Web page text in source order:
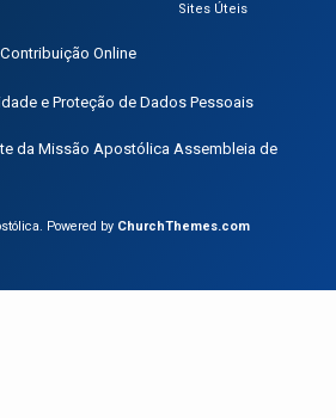
Sites Úteis
Contribuição Online
e Proteção de Dados Pessoais
da Missão Apostólica Assembleia de
Powered by ChurchThemes.com